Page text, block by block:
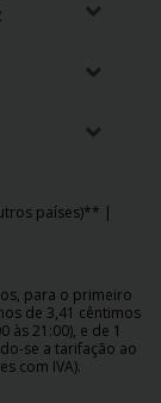
países)** |
para o primeiro
de 3,41 cêntimos
21:00), e de 1
se a tarifação ao
com IVA).